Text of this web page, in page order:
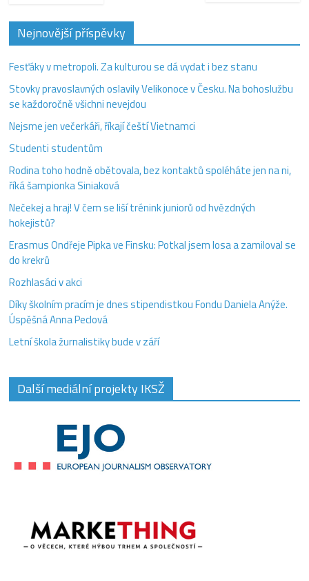
Nejnovější příspěvky
Fesťáky v metropoli. Za kulturou se dá vydat i bez stanu
Stovky pravoslavných oslavily Velikonoce v Česku. Na bohoslužbu
se každoročně všichni nevejdou
Nejsme jen večerkáři, říkají čeští Vietnamci
Studenti studentům
Rodina toho hodně obětovala, bez kontaktů spoléháte jen na ni,
říká šampionka Siniaková
Nečekej a hraj! V čem se liší trénink juniorů od hvězdných
hokejistů?
Erasmus Ondřeje Pipka ve Finsku: Potkal jsem losa a zamiloval se
do krekrů
Rozhlasáci v akci
Díky školním pracím je dnes stipendistkou Fondu Daniela Anýže.
Úspěšná Anna Peclová
Letní škola žurnalistiky bude v září
Další mediální projekty IKSŽ